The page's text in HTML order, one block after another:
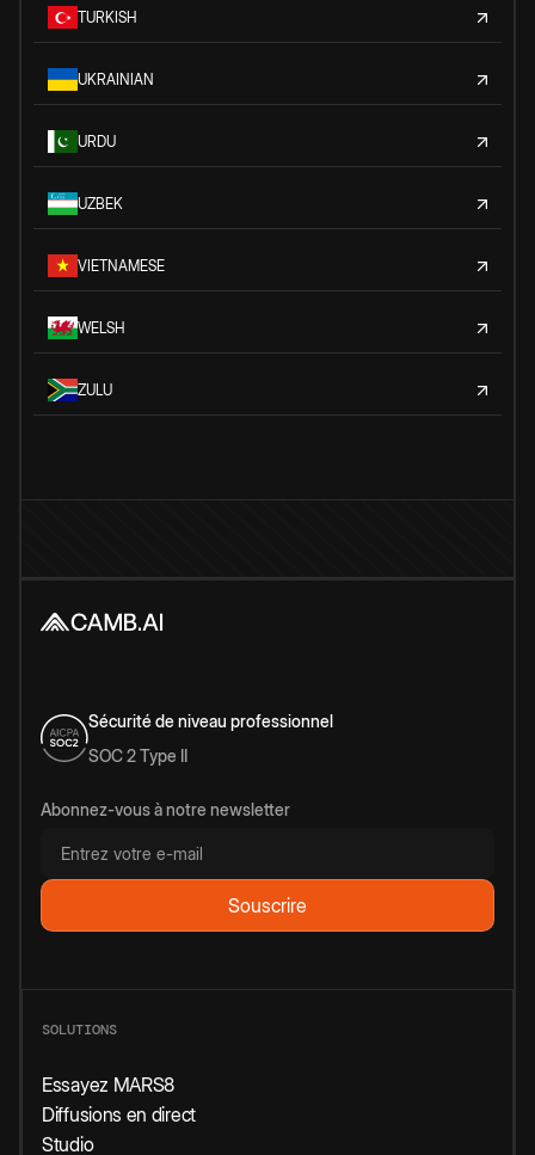
TURKISH
UKRAINIAN
URDU
UZBEK
VIETNAMESE
WELSH
ZULU
Sécurité de niveau professionnel
SOC 2 Type II
Abonnez-vous à notre newsletter
SOLUTIONS
Essayez MARS8
Diffusions en direct
Studio